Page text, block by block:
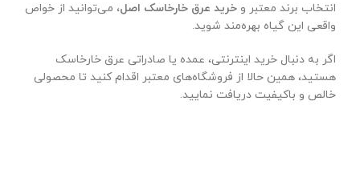
انتخاب برند معتبر و خرید عرق خارخاسک اصل، می‌توانید از خواص
واقعی این گیاه بهره‌مند شوید.
اگر به دنبال خرید اینترنتی، عمده یا صادراتی عرق خارخاسک
هستید، همین حالا از فروشگاه‌های معتبر اقدام کنید تا محصولی
خالص و باکیفیت دریافت نمایید.